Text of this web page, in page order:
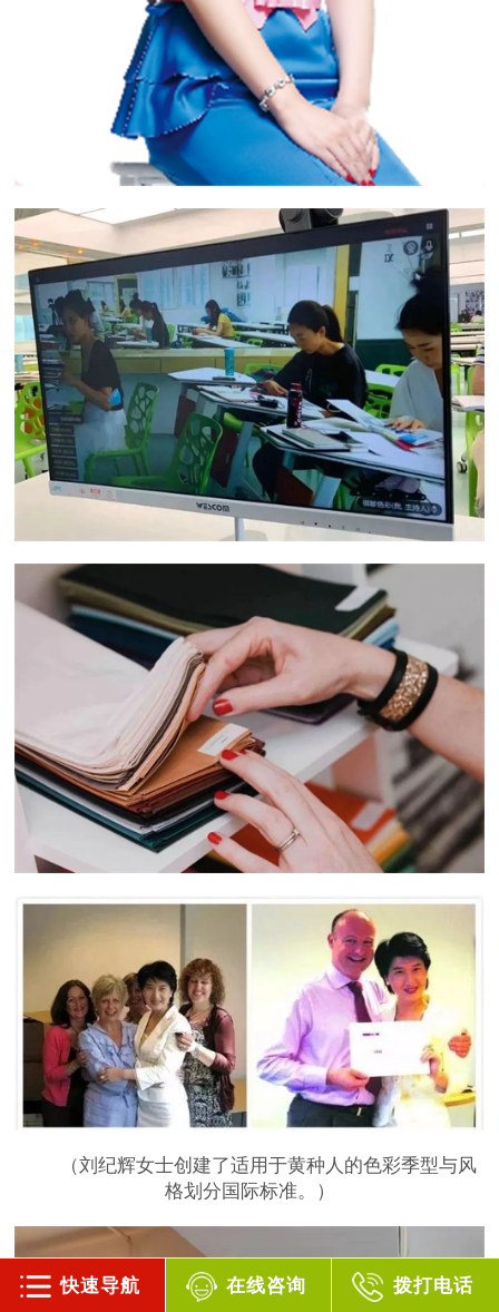
（刘纪辉女士创建了适用于黄种人的色彩季型与风
格划分国际标准。）
快速导航 在线咨询 拨打电话